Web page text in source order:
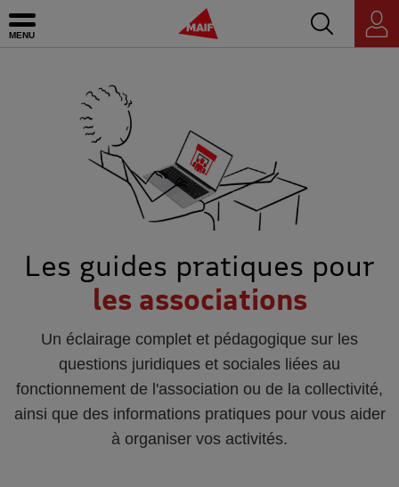
Ouvrir le menu MAIF - Allez à l'accueil de maif.fr
Accédez au
Espace
personnel
Les guides pratiques pour
les associations
Un éclairage complet et pédagogique sur les
questions juridiques et sociales liées au
fonctionnement de l'association ou de la collectivité,
ainsi que des informations pratiques pour vous aider
à organiser vos activités.